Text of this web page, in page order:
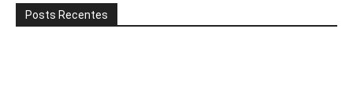
Posts Recentes